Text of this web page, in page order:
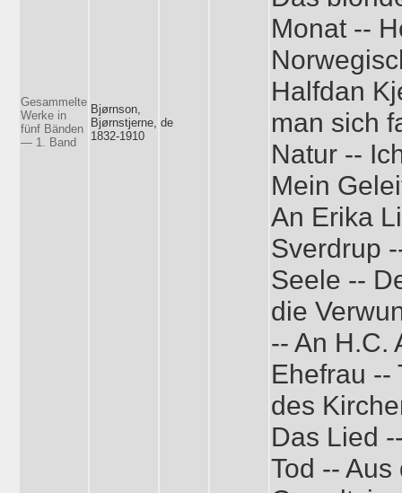
Gesammelte
Werke in
fünf Bänden
— 1. Band
Bjørnson,
Bjørnstjerne,
1832-1910
de
Monat --
Halfdan
man sich
Natur --
Mein
An Erika
Sverdrup
Seele --
die
-- An H.C.
Ehefrau --
des
Das Lied
Tod --